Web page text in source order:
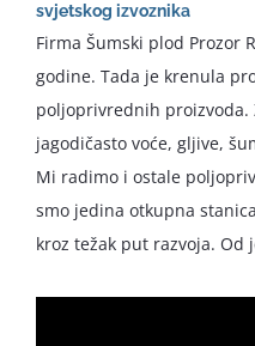
svjetskog izvoznika
Firma Šumski plod Prozor
godine. Tada je krenula
poljoprivrednih proizvoda.
jagodičasto voće, gljive,
Mi radimo i ostale
smo jedina otkupna
kroz težak put razvoja. Od